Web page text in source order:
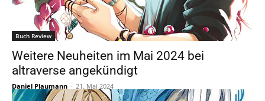
Buch Review
Weitere Neuheiten im Mai 2024 bei
altraverse angekündigt
Daniel Plaumann - 21. Mai 2024